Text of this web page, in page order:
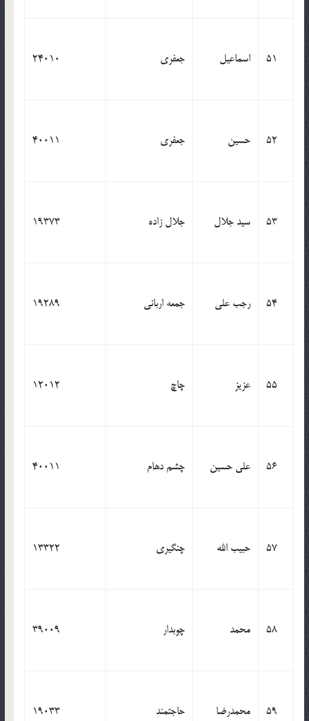
51 اسماعیل جعفری 24010
52 حسین جعفری 40011
53 سید جلال جلال زاده 19373
54 رجب علی جمعه اربانی 19289
55 عزیز چاچ 12012
56 علی حسین چشم دهام 40011
57 حبیب الله چنگیری 13322
58 محمد چوبدار 39009
59 محمدرضا حاجتمند 19033